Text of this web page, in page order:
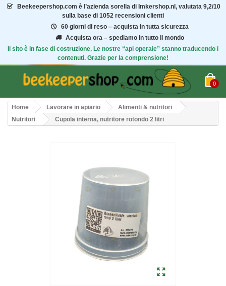
Beekeepershop.com è l’azienda sorella di Imkershop.nl, valutata 9,2/10
sulla base di 1052 recensioni clienti
60 giorni di reso – acquista in tutta sicurezza
Acquista ora – spediamo in tutto il mondo
Il sito è in fase di costruzione. Le nostre “api operaie” stanno traducendo i
contenuti. Grazie per la comprensione!
0
Home Lavorare in apiario
Alimenti & nutritori
Nutritori
Cupola interna, nutritore rotondo 2 litri